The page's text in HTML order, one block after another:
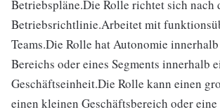
Betriebspläne.Die Rolle richtet sich nach
Betriebsrichtlinie.Arbeitet mit
Teams.Die Rolle hat Autonomie
Bereichs oder eines Segments innerhalb
Geschäftseinheit.Die Rolle kann einen
einen kleinen Geschäftsbereich oder